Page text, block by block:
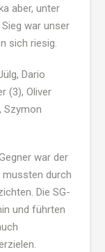
aber, unter
war unser
sich riesig.
Dario
(3), Oliver
Szymon
war der
durch
Die SG-
und führten